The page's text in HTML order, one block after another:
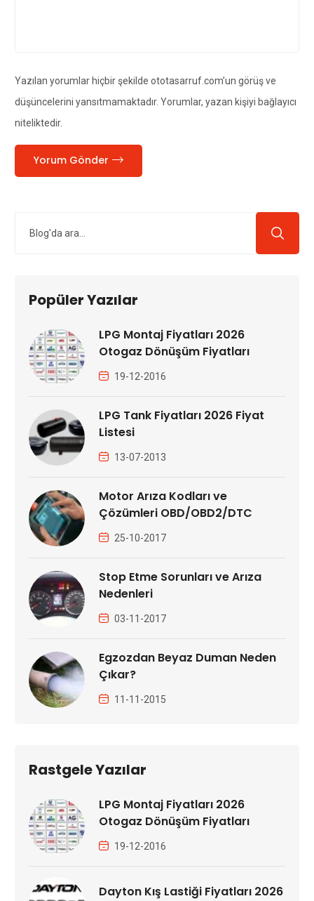
Yazılan yorumlar hiçbir şekilde ototasarruf.com’un görüş ve
düşüncelerini yansıtmamaktadır. Yorumlar, yazan kişiyi bağlayıcı
niteliktedir.
Yorum Gönder
Popüler Yazılar
LPG Montaj Fiyatları 2026
Otogaz Dönüşüm Fiyatları
19-12-2016
LPG Tank Fiyatları 2026 Fiyat
Listesi
13-07-2013
Motor Arıza Kodları ve
Çözümleri OBD/OBD2/DTC
25-10-2017
Stop Etme Sorunları ve Arıza
Nedenleri
03-11-2017
Egzozdan Beyaz Duman Neden
Çıkar?
11-11-2015
Rastgele Yazılar
LPG Montaj Fiyatları 2026
Otogaz Dönüşüm Fiyatları
19-12-2016
Dayton Kış Lastiği Fiyatları 2026